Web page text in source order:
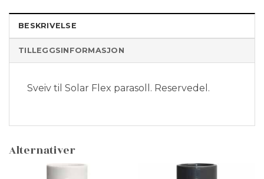
BESKRIVELSE
TILLEGGSINFORMASJON
Sveiv til Solar Flex parasoll. Reservedel.
Alternativer